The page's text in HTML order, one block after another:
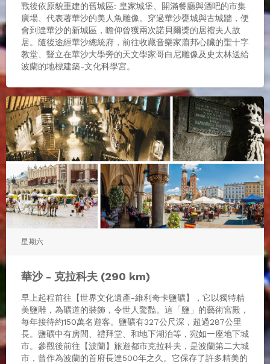
戰後依原貌重建的舊城區: 皇家城堡、開滿餐廳與酒吧的市集
廣場、代表著華沙的美人魚雕像。穿過華沙甕城與古城牆，便
會到達華沙的新城區，瞻仰曾獲兩次諾貝爾獎的居禮夫人故
居。隨後途經華沙總統府，前往收藏音樂家蕭邦心臟的聖十字
教堂、豎立在華沙大學旁的天文學家哥白尼雕像及史太林送給
波蘭的地標建築-文化科學宮。
星期六
華沙 - 克拉科夫 (290 km)
早上起程前往【世界文化遺產-維利奇卡鹽礦】，它以獨特精
美鹽雕，為礦道的裝飾，令世人驚豔。這「鹽」的藝術宮殿，
每年接待約150萬名遊客。鹽礦有327公尺深，超過287公里
長。鹽礦中有房間、禮拜堂、和地下湖泊等，宛如一座地下城
市。參觀後前往【波蘭】旅遊都市克拉科夫，是波蘭第二大城
市，曾作為波蘭的首府長達500年之久。它保存了許多精美的